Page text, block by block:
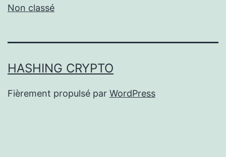
Non classé
HASHING CRYPTO
Fièrement propulsé par WordPress